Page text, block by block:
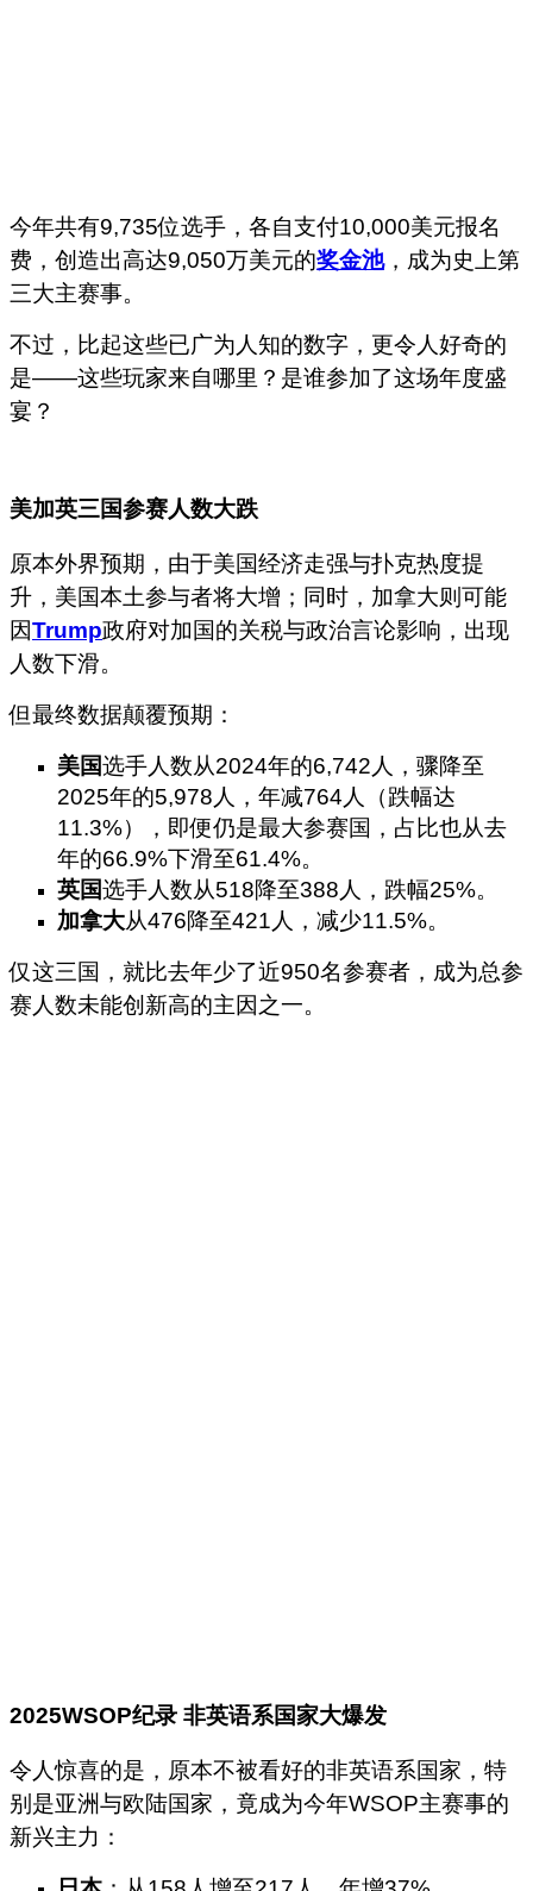
今年共有9,735位选手，各自支付10,000美元报名
费，创造出高达9,050万美元的奖金池，成为史上第
三大主赛事。
不过，比起这些已广为人知的数字，更令人好奇的
是——这些玩家来自哪里？是谁参加了这场年度盛
宴？
美加英三国参赛人数大跌
原本外界预期，由于美国经济走强与扑克热度提
升，美国本土参与者将大增；同时，加拿大则可能
因Trump政府对加国的关税与政治言论影响，出现
人数下滑。
但最终数据颠覆预期：
美国选手人数从2024年的6,742人，骤降至
2025年的5,978人，年减764人（跌幅达
11.3%），即便仍是最大参赛国，占比也从去
年的66.9%下滑至61.4%。
英国选手人数从518降至388人，跌幅25%。
加拿大从476降至421人，减少11.5%。
仅这三国，就比去年少了近950名参赛者，成为总参
赛人数未能创新高的主因之一。
2025WSOP纪录 非英语系国家大爆发
令人惊喜的是，原本不被看好的非英语系国家，特
别是亚洲与欧陆国家，竟成为今年WSOP主赛事的
新兴主力：